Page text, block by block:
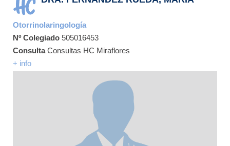
Otorrinolaringología
Nº Colegiado 505016453
ConsultaConsultas HC Miraflores
+ info